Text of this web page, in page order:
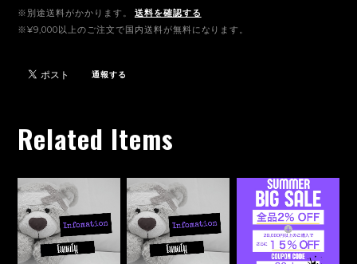
※別途送料がかかります。
送料を確認する
※¥9,000以上のご注文で国内送料が無料になります。
通報する
Related Items